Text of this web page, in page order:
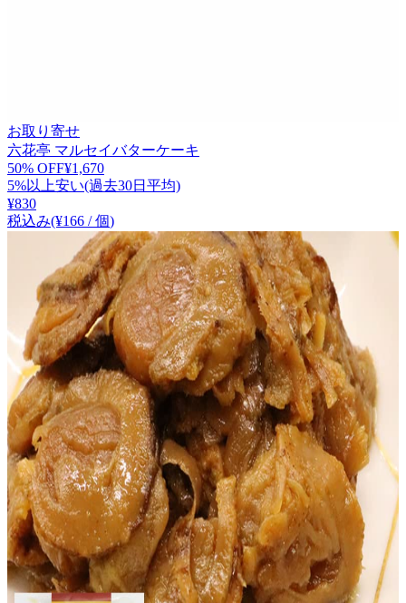
お取り寄せ
六花亭 マルセイバターケーキ
50% OFF¥1,670
5%以上安い(過去30日平均)
¥830
税込み(¥166 / 個)